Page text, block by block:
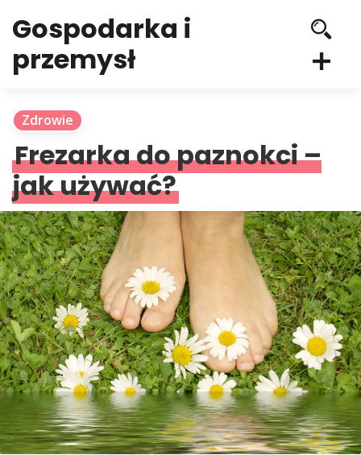
Gospodarka i
przemysł
Zdrowie
Frezarka do paznokci –
jak używać?